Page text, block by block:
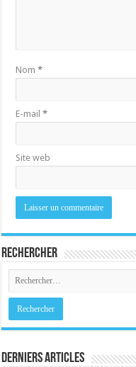
Nom*
E-mail*
Site web
Rechercher
Derniers Articles